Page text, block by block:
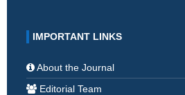
IMPORTANT LINKS
About the Journal
Editorial Team